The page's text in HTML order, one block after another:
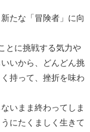
たな「冒険者」に向
とに挑戦する気力や
いから、どんどん挑
持って、挫折を味わ
いまま終わってしま
にたくましく生きて